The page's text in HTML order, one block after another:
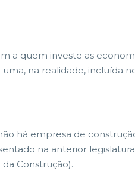
a quem investe as
na realidade, incluída
há empresa de
na anterior
Construção).